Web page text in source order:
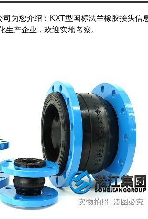
为您介绍：KXT型国标法兰橡胶接头信
产企业，欢迎实地考察。